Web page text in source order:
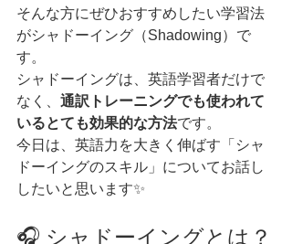
そんな方にぜひおすすめしたい学習法
がシャドーイング（Shadowing）で
す。
シャドーイングは、英語学習者だけで
なく、 通訳トレーニングでも使われて
いるとても効果的な方法です。
今日は、英語力を大きく伸ばす「シャ
ドーイングのスキル」についてお話し
したいと思います✨
🎧 シャドーイングとは？